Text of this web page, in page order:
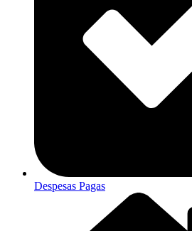
Despesas Pagas